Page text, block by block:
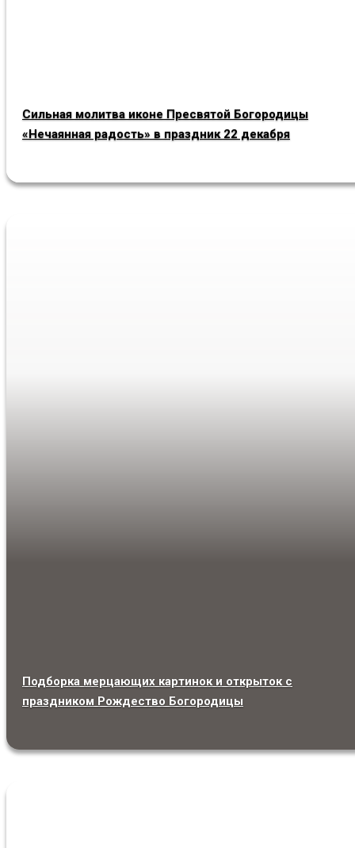
Сильная молитва иконе Пресвятой Богородицы
«Нечаянная радость» в праздник 22 декабря
Подборка мерцающих картинок и открыток с
праздником Рождество Богородицы